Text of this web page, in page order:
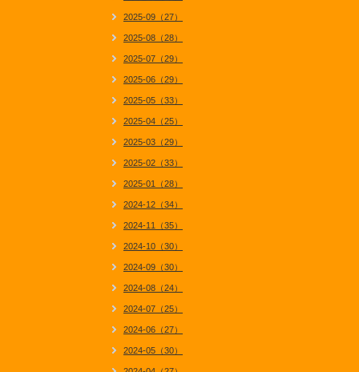
2025-09（27）
2025-08（28）
2025-07（29）
2025-06（29）
2025-05（33）
2025-04（25）
2025-03（29）
2025-02（33）
2025-01（28）
2024-12（34）
2024-11（35）
2024-10（30）
2024-09（30）
2024-08（24）
2024-07（25）
2024-06（27）
2024-05（30）